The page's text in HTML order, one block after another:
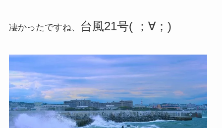
凄かったですね、 台風21号( ；∀；)